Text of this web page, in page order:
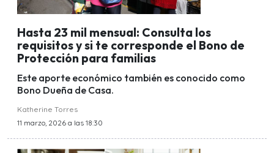
Hasta 23 mil mensual: Consulta los
requisitos y si te corresponde el Bono de
Protección para familias
Este aporte económico también es conocido como
Bono Dueña de Casa.
Katherine Torres
11 marzo, 2026 a las 18:30